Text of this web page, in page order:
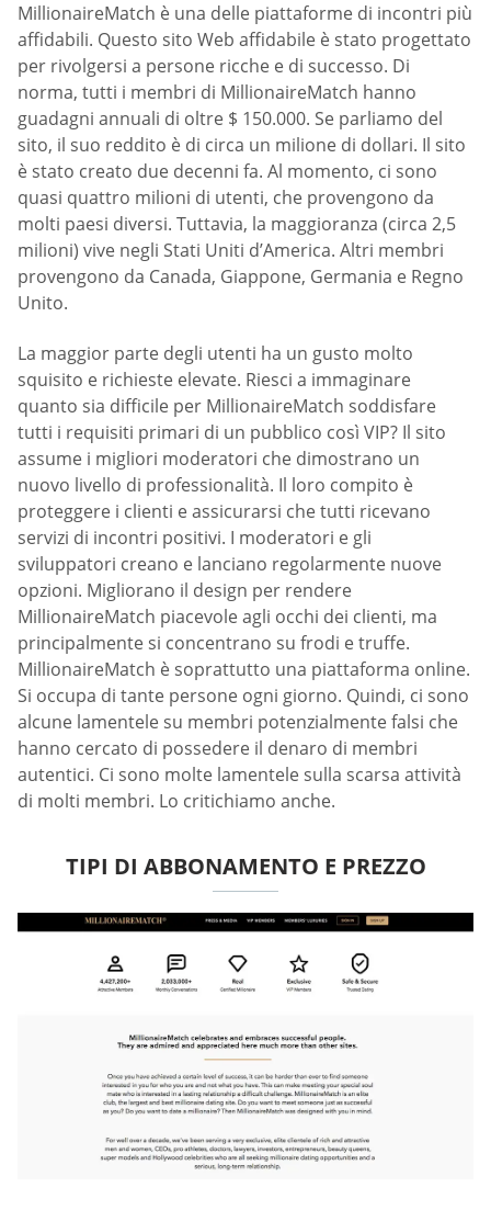
MillionaireMatch è una delle piattaforme di incontri più
affidabili. Questo sito Web affidabile è stato progettato
per rivolgersi a persone ricche e di successo. Di
norma, tutti i membri di MillionaireMatch hanno
guadagni annuali di oltre $ 150.000. Se parliamo del
sito, il suo reddito è di circa un milione di dollari. Il sito
è stato creato due decenni fa. Al momento, ci sono
quasi quattro milioni di utenti, che provengono da
molti paesi diversi. Tuttavia, la maggioranza (circa 2,5
milioni) vive negli Stati Uniti d’America. Altri membri
provengono da Canada, Giappone, Germania e Regno
Unito.
La maggior parte degli utenti ha un gusto molto
squisito e richieste elevate. Riesci a immaginare
quanto sia difficile per MillionaireMatch soddisfare
tutti i requisiti primari di un pubblico così VIP? Il sito
assume i migliori moderatori che dimostrano un
nuovo livello di professionalità. Il loro compito è
proteggere i clienti e assicurarsi che tutti ricevano
servizi di incontri positivi. I moderatori e gli
sviluppatori creano e lanciano regolarmente nuove
opzioni. Migliorano il design per rendere
MillionaireMatch piacevole agli occhi dei clienti, ma
principalmente si concentrano su frodi e truffe.
MillionaireMatch è soprattutto una piattaforma online.
Si occupa di tante persone ogni giorno. Quindi, ci sono
alcune lamentele su membri potenzialmente falsi che
hanno cercato di possedere il denaro di membri
autentici. Ci sono molte lamentele sulla scarsa attività
di molti membri. Lo critichiamo anche.
TIPI DI ABBONAMENTO E PREZZO